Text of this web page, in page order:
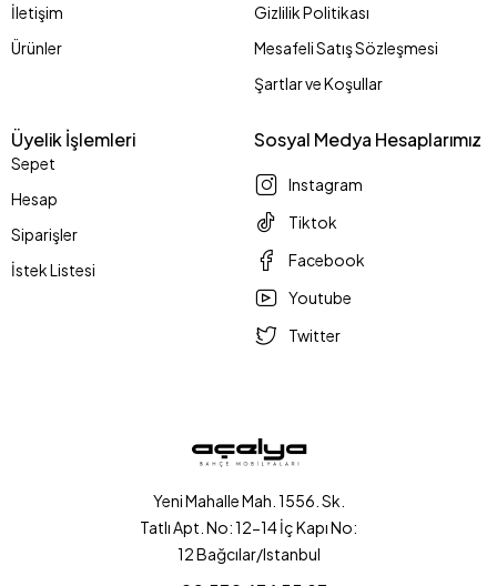
İletişim
Ürünler
Gizlilik Politikası
Mesafeli Satış Sözleşmesi
Şartlar ve Koşullar
Üyelik İşlemleri
Sepet
Hesap
Siparişler
İstek Listesi
Sosyal Medya Hesaplarımız
Instagram
Tiktok
Facebook
Youtube
Twitter
Yeni Mahalle Mah. 1556. Sk.
Tatlı Apt. No: 12-14 İç Kapı No:
12 Bağcılar/Istanbul